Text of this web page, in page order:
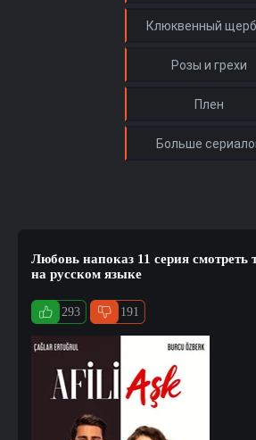
Любовь напоказ 11 серия смотреть
на русском языке
293 191